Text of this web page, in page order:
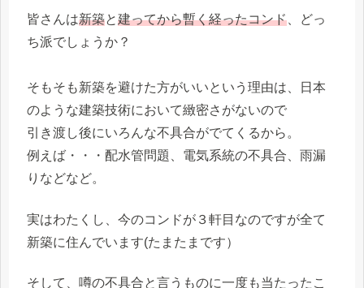
皆さんは新築と建ってから暫く経ったコンド 、どっ
ち派でしょうか？
そもそも新築を避けた方がいいという理由は、日本
のような建築技術において緻密さがないので
引き渡し後にいろんな不具合がでてくるから。
例えば・・・配水管問題、電気系統の不具合、雨漏
りなどなど。
実はわたくし、今のコンドが３軒目なのですが全て
新築に住んでいます(たまたまです）
そして、噂の不具合と言うものに一度も当たったこ